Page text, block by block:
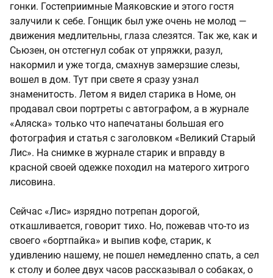
гонки. Гостеприимные Маяковские и этого гостя
залучили к себе. Гонщик был уже очень не молод —
движения медлительны, глаза слезятся. Так же, как и
Сьюзен, он отстегнул собак от упряжки, разул,
накормил и уже тогда, смахнув замерзшие слезы,
вошел в дом. Тут при свете я сразу узнал
знаменитость. Летом я видел старика в Номе, он
продавал свои портреты с автографом, а в журнале
«Аляска» только что напечатаны большая его
фотография и статья с заголовком «Великий Старый
Лис». На снимке в журнале старик и вправду в
красной своей одежке походил на матерого хитрого
лисовина.
Сейчас «Лис» изрядно потрепан дорогой,
откашливается, говорит тихо. Но, пожевав что-то из
своего «бортпайка» и выпив кофе, старик, к
удивлению нашему, не пошел немедленно спать, а сел
к столу и более двух часов рассказывал о собаках, о